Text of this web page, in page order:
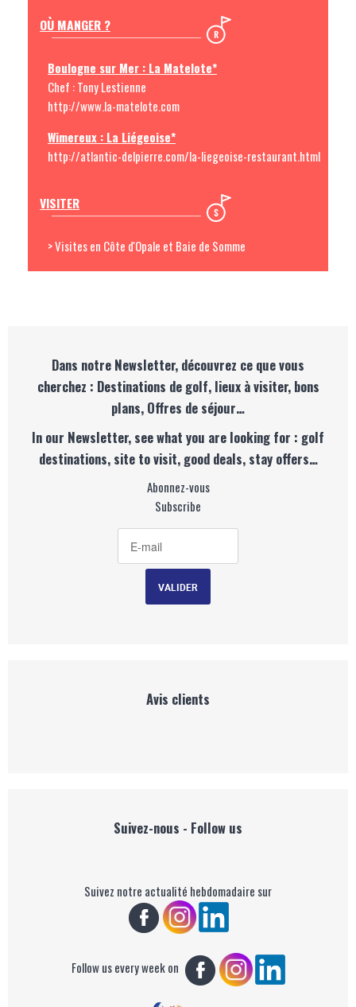
OÙ MANGER ?
Boulogne sur Mer : La Matelote*
Chef : Tony Lestienne
http://www.la-matelote.com
Wimereux : La Liégeoise*
http://atlantic-delpierre.com/la-liegeoise-restaurant.html
VISITER
> Visites en Côte d'Opale et Baie de Somme
Dans notre Newsletter, découvrez ce que vous
cherchez : Destinations de golf, lieux à visiter, bons
plans, Offres de séjour…
In our Newsletter, see what you are looking for : golf
destinations, site to visit, good deals, stay offers…
Abonnez-vous
Subscribe
Avis clients
Suivez-nous - Follow us
Suivez notre actualité hebdomadaire sur
Follow us every week on